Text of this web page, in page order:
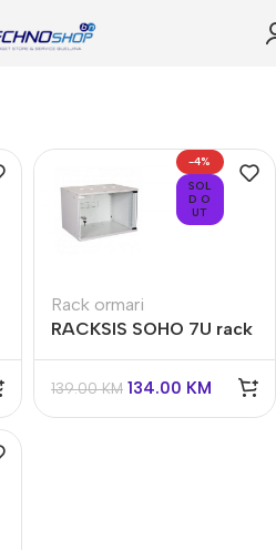
-4%
SOL
D O
UT
Rack ormari
RACKSIS SOHO 7U rack
520x400x360mm
139.00KM 134.00 KM